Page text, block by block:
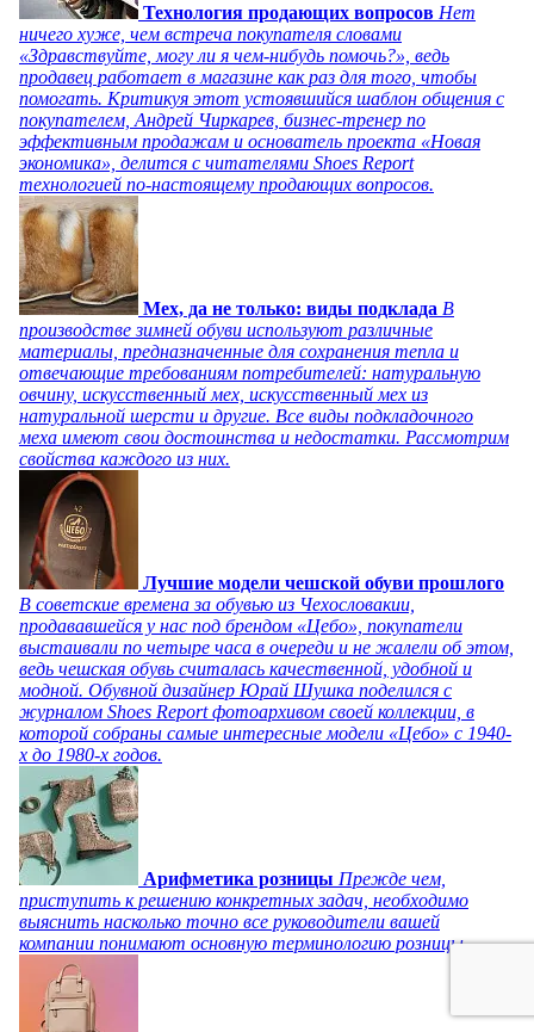
Технология продающих вопросов Нет
ничего хуже, чем встреча покупателя словами
«Здравствуйте, могу ли я чем-нибудь помочь?», ведь
продавец работает в магазине как раз для того, чтобы
помогать. Критикуя этот устоявшийся шаблон общения с
покупателем, Андрей Чиркарев, бизнес-тренер по
эффективным продажам и основатель проекта «Новая
экономика», делится с читателями Shoes Report
технологией по-настоящему продающих вопросов.
Мех, да не только: виды подклада В
производстве зимней обуви используют различные
материалы, предназначенные для сохранения тепла и
отвечающие требованиям потребителей: натуральную
овчину, искусственный мех, искусственный мех из
натуральной шерсти и другие. Все виды подкладочного
меха имеют свои достоинства и недостатки. Рассмотрим
свойства каждого из них.
Лучшие модели чешской обуви прошлого
В советские времена за обувью из Чехословакии,
продававшейся у нас под брендом «Цебо», покупатели
выстаивали по четыре часа в очереди и не жалели об этом,
ведь чешская обувь считалась качественной, удобной и
модной. Обувной дизайнер Юрай Шушка поделился с
журналом Shoes Report фотоархивом своей коллекции, в
которой собраны самые интересные модели «Цебо» с 1940-
х до 1980-х годов.
Арифметика розницы Прежде чем,
приступить к решению конкретных задач, необходимо
выяснить насколько точно все руководители вашей
компании понимают основную терминологию розницы.